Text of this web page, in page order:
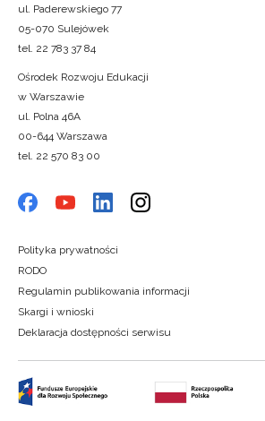
ul. Paderewskiego 77
05-070 Sulejówek
tel. 22 783 37 84
Ośrodek Rozwoju Edukacji
w Warszawie
ul. Polna 46A
00-644 Warszawa
tel. 22 570 83 00
Polityka prywatności
RODO
Regulamin publikowania informacji
Skargi i wnioski
Deklaracja dostępności serwisu